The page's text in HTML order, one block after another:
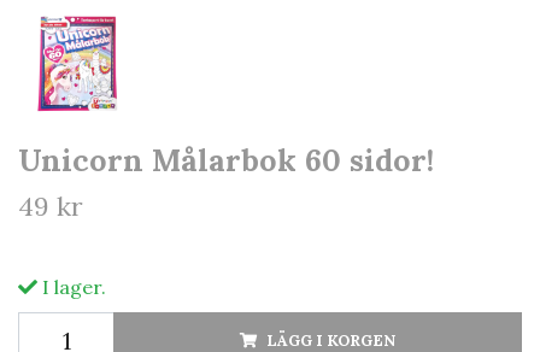
Unicorn Målarbok 60 sidor!
49 kr
I lager.
LÄGG I KORGEN